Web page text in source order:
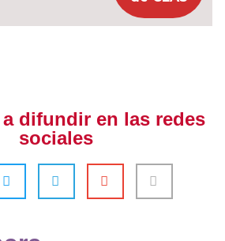
difundir en las redes
sociales